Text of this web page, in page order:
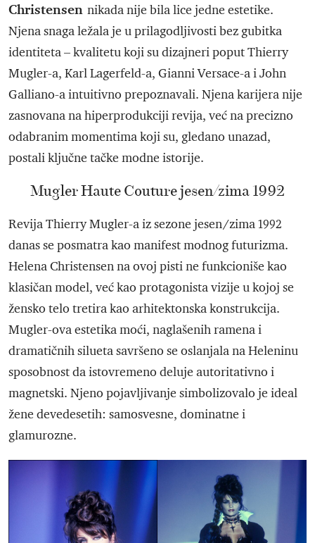
Christensen nikada nije bila lice jedne estetike.
Njena snaga ležala je u prilagodljivosti bez gubitka
identiteta – kvalitetu koji su dizajneri poput Thierry
Mugler-a, Karl Lagerfeld-a, Gianni Versace-a i John
Galliano-a intuitivno prepoznavali. Njena karijera nije
zasnovana na hiperprodukciji revija, već na precizno
odabranim momentima koji su, gledano unazad,
postali ključne tačke modne istorije.
Mugler Haute Couture jesen/zima 1992
Revija Thierry Mugler-a iz sezone jesen/zima 1992
danas se posmatra kao manifest modnog futurizma.
Helena Christensen na ovoj pisti ne funkcioniše kao
klasičan model, već kao protagonista vizije u kojoj se
žensko telo tretira kao arhitektonska konstrukcija.
Mugler-ova estetika moći, naglašenih ramena i
dramatičnih silueta savršeno se oslanjala na Heleninu
sposobnost da istovremeno deluje autoritativno i
magnetski. Njeno pojavljivanje simbolizovalo je ideal
žene devedesetih: samosvesne, dominatne i
glamurozne.